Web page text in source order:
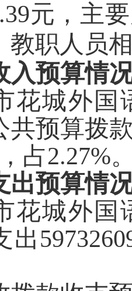
元，主
教职人员
入预算情
花城外国
共预算拨
占2.27%
出预算情
花城外国
出